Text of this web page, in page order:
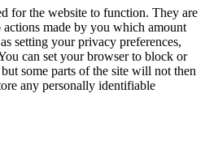
for the website to function. They are
made by you which amount
setting your privacy preferences,
can set your browser to block or
some parts of the site will not then
any personally identifiable